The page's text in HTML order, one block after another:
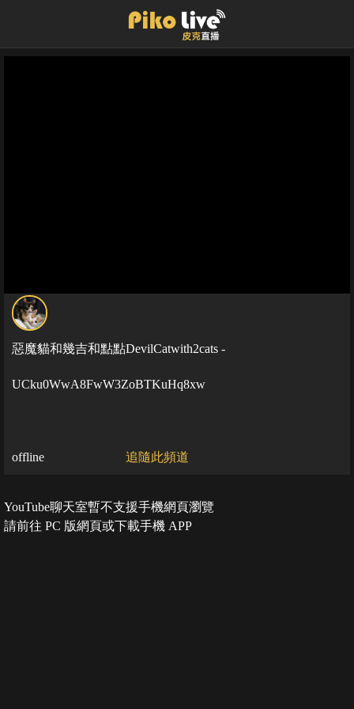
惡魔貓和幾吉和點點DevilCatwith2cats -
UCku0WwA8FwW3ZoBTKuHq8xw
offline 追隨此頻道
YouTube聊天室暫不支援手機網頁瀏覽
請前往 PC 版網頁或下載手機 APP